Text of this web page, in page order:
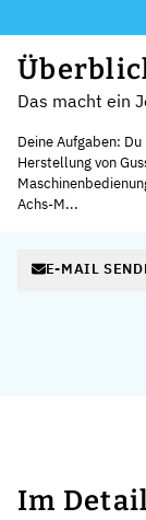
Das macht ein
Deine Aufgaben:
Herstellung von
Achs-M...
E-MAIL
Im